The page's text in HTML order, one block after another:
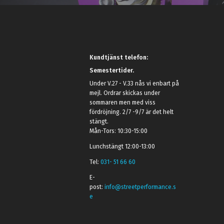
Kundtjänst telefon:
Semestertider.
Under V.27 - V.33 nås vi enbart på
mejl. Ordrar skickas under
sommaren men med viss
fördröjning. 2/7 -9/7 är det helt
stängt.
Mån-Tors: 10:30-15:00
Lunchstängt 12:00-13:00
Tel:031- 51 66 60
E-
post:info@streetperformance.s
e